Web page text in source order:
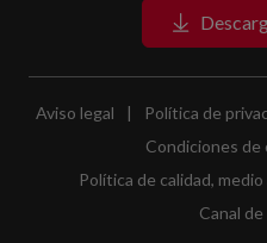
Aviso legal | Política de
Condiciones
Política de calidad,
Canal